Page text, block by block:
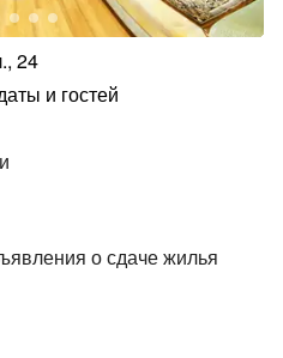
24
и гостей
о сдаче жилья